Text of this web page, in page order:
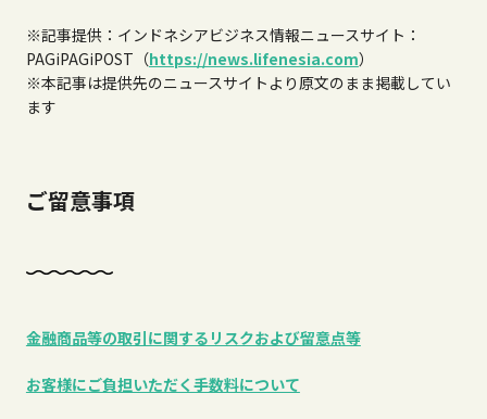
※記事提供：インドネシアビジネス情報ニュースサイト：
PAGiPAGiPOST（https://news.lifenesia.com）
※本記事は提供先のニュースサイトより原文のまま掲載してい
ます
ご留意事項
金融商品等の取引に関するリスクおよび留意点等
お客様にご負担いただく手数料について